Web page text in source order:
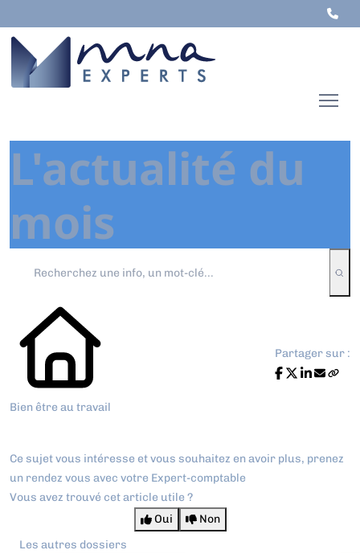
L'actualité du
mois
Bien être au travail
Partager sur :
Ce sujet vous intéresse et vous souhaitez en avoir plus, prenez
un rendez vous avec votre Expert-comptable
Vous avez trouvé cet article utile ?
Oui
Non
Les autres dossiers